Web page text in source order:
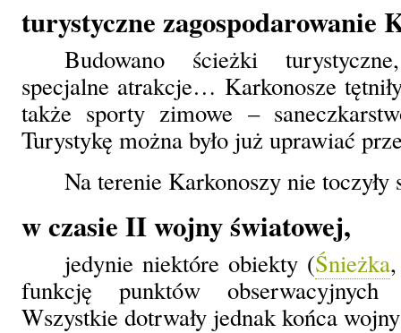
turystyczne zagospodarowanie
Budowano ścieżki
specjalne atrakcje… Karkonosze
także sporty zimowe –
Turystykę można było już uprawiać
Na terenie Karkonoszy nie toczyły
w czasie II wojny światowej,
jedynie niektóre obiekty (Śnieżka,
funkcję punktów obserwacyjnych
Wszystkie dotrwały jednak końca